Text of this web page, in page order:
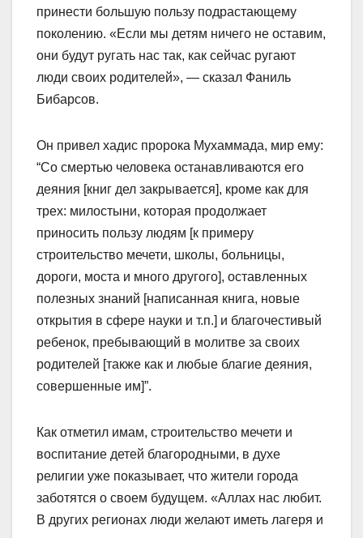
принести большую пользу подрастающему
поколению. «Если мы детям ничего не оставим,
они будут ругать нас так, как сейчас ругают
люди своих родителей», — сказал Фаниль
Бибарсов.
Он привел хадис пророка Мухаммада, мир ему:
“Со смертью человека останавливаются его
деяния [книг дел закрывается], кроме как для
трех: милостыни, которая продолжает
приносить пользу людям [к примеру
строительство мечети, школы, больницы,
дороги, моста и много другого], оставленных
полезных знаний [написанная книга, новые
открытия в сфере науки и т.п.] и благочестивый
ребенок, пребывающий в молитве за своих
родителей [также как и любые благие деяния,
совершенные им]”.
Как отметил имам, строительство мечети и
воспитание детей благородными, в духе
религии уже показывает, что жители города
заботятся о своем будущем. «Аллах нас любит.
В других регионах люди желают иметь лагеря и